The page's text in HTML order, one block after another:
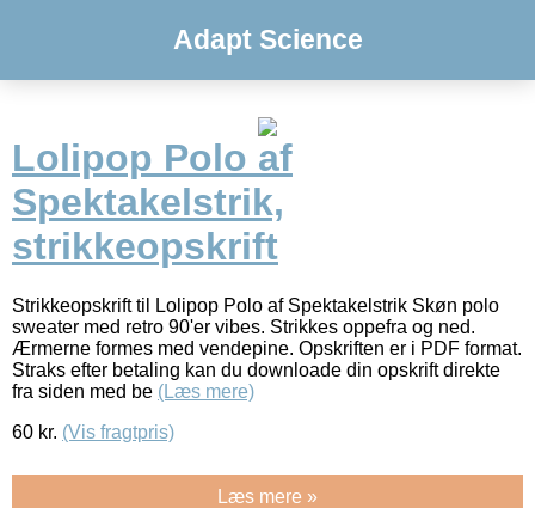
Adapt Science
Lolipop Polo af
Spektakelstrik,
strikkeopskrift
Strikkeopskrift til Lolipop Polo af Spektakelstrik Skøn polo
sweater med retro 90'er vibes. Strikkes oppefra og ned.
Ærmerne formes med vendepine. Opskriften er i PDF format.
Straks efter betaling kan du downloade din opskrift direkte
fra siden med be (Læs mere)
60 kr. (Vis fragtpris)
Læs mere »